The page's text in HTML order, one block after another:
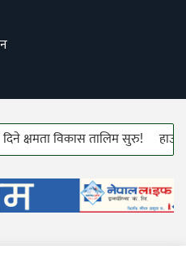
विकास तालिम सुरु! हाउस